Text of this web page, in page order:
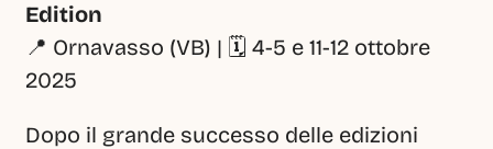
Edition
📍 Ornavasso (VB) | 🗓️ 4-5 e 11-12 ottobre
2025
Dopo il grande successo delle edizioni